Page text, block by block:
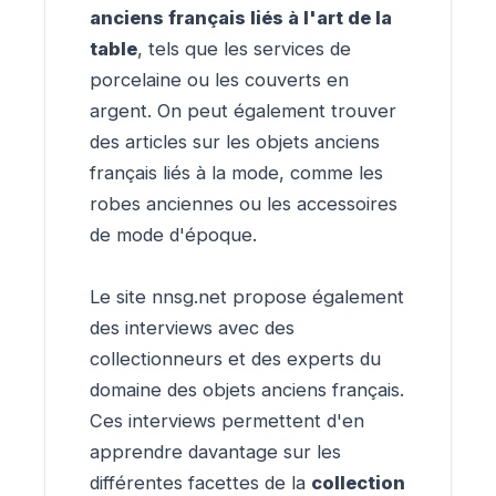
anciens français liés à l'art de la
table, tels que les services de
porcelaine ou les couverts en
argent. On peut également trouver
des articles sur les objets anciens
français liés à la mode, comme les
robes anciennes ou les accessoires
de mode d'époque.
Le site nnsg.net propose également
des interviews avec des
collectionneurs et des experts du
domaine des objets anciens français.
Ces interviews permettent d'en
apprendre davantage sur les
différentes facettes de la collection